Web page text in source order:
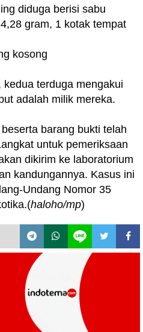
diduga berisi sabu
gram, 1 kotak tempat
kosong
terduga mengakui
adalah milik mereka.
barang bukti telah
untuk pemeriksaan
dikirim ke laboratorium
kandungannya. Kasus ini
Undang Nomor 35
haloho/mp)